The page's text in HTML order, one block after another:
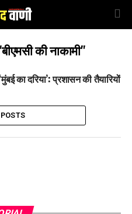
की नाकामी"
का दरिया’: प्रशासन की तैयारियों